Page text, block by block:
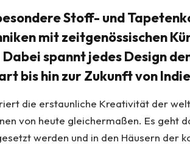
Stoff- und
mit zeitgenössischen
spannt jedes Design
bis hin zur Zukunft von
die erstaunliche Kreativität der
von heute gleichermaßen. Es geht
werden und in den Häusern der